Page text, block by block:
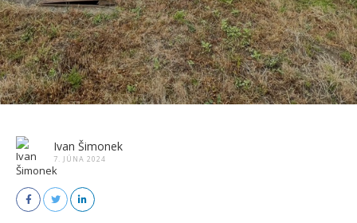
Ivan Šimonek
7. JÚNA 2024